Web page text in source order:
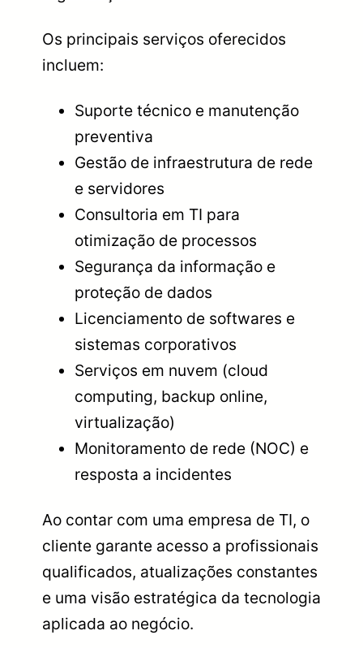
Os principais serviços oferecidos
incluem:
Suporte técnico e manutenção
preventiva
Gestão de infraestrutura de rede
e servidores
Consultoria em TI para
otimização de processos
Segurança da informação e
proteção de dados
Licenciamento de softwares e
sistemas corporativos
Serviços em nuvem (cloud
computing, backup online,
virtualização)
Monitoramento de rede (NOC) e
resposta a incidentes
Ao contar com uma empresa de TI, o
cliente garante acesso a profissionais
qualificados, atualizações constantes
e uma visão estratégica da tecnologia
aplicada ao negócio.